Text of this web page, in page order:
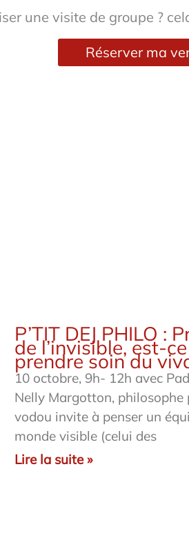
une visite de groupe ?
Réserver ma
P’TIT DEJ PHILO :
de l’invisible, est-
prendre soin du
10 octobre, 9h- 12h avec
Nelly Margotton, philosophe
vodou invite à penser un
monde visible (celui des
Lire la suite »